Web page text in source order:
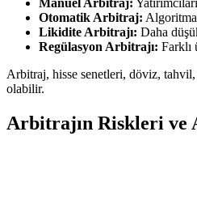
Manuel Arbitraj:
Otomatik Arbitraj:
Likidite Arbitrajı: Daha
Regülasyon Arbitrajı: Farklı
Arbitraj, hisse senetleri, döviz,
olabilir.
Arbitrajın Riskleri ve